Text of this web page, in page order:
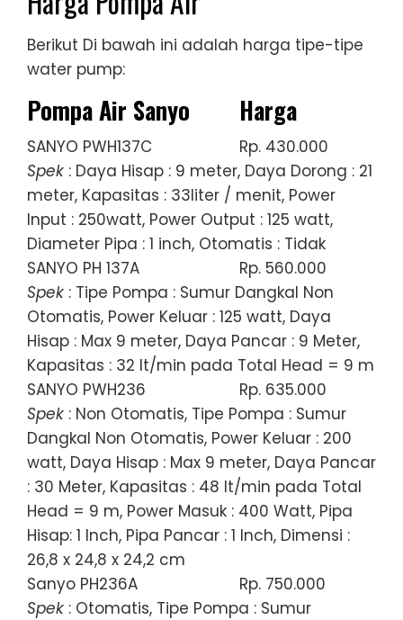
Berikut Di bawah ini adalah harga tipe-tipe
water pump:
Pompa Air Sanyo Harga
SANYO PWH137C
Rp. 430.000
Spek : Daya Hisap : 9 meter, Daya Dorong : 21
meter, Kapasitas : 33liter / menit, Power
Input : 250watt, Power Output : 125 watt,
Diameter Pipa : 1 inch, Otomatis : Tidak
SANYO PH 137A
Rp. 560.000
Spek : Tipe Pompa : Sumur Dangkal Non
Otomatis, Power Keluar : 125 watt, Daya
Hisap : Max 9 meter, Daya Pancar : 9 Meter,
Kapasitas : 32 lt/min pada Total Head = 9 m
SANYO PWH236
Rp. 635.000
Spek : Non Otomatis, Tipe Pompa : Sumur
Dangkal Non Otomatis, Power Keluar : 200
watt, Daya Hisap : Max 9 meter, Daya Pancar
: 30 Meter, Kapasitas : 48 lt/min pada Total
Head = 9 m, Power Masuk : 400 Watt, Pipa
Hisap: 1 Inch, Pipa Pancar : 1 Inch, Dimensi :
26,8 x 24,8 x 24,2 cm
Sanyo PH236A
Rp. 750.000
Spek : Otomatis, Tipe Pompa : Sumur